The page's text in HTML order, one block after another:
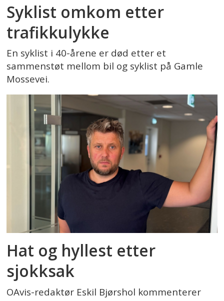
Syklist omkom etter
trafikkulykke
En syklist i 40-årene er død etter et
sammenstøt mellom bil og syklist på Gamle
Mossevei.
Hat og hyllest etter
sjokksak
OAvis-redaktør Eskil Bjørshol kommenterer